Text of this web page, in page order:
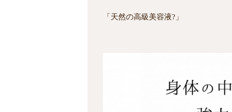
「天然の高級美容液?」